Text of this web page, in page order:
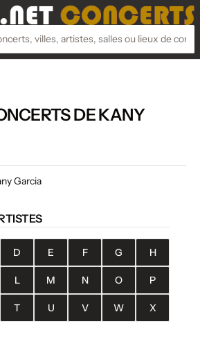
DE KANY
Garcia
D E F G H
L M N O P
T U V W X